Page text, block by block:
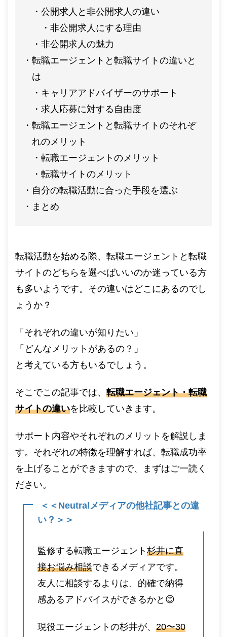
公開求人と非公開求人の違い
非公開求人にする理由
非公開求人の魅力
転職エージェントと転職サイトの違いと
は
キャリアアドバイザーのサポート
求人応募に対する自由度
転職エージェントと転職サイトのそれぞ
れのメリット
転職エージェントのメリット
転職サイトのメリット
自分の転職活動に合った手段を選ぶ
まとめ
転職活動を始める際、転職エージェントと転職
サイトのどちらを選べばいいのか迷っている方
も多いようです。その違いはどこにあるのでし
ょうか？
「それぞれの違いが知りたい」
「どんなメリットがあるの？」
と考えている方もいるでしょう。
そこでこの記事では、 転職エージェント・転職
サイトの違いを比較していきます。
サポート内容やそれぞれのメリットを解説しま
す。それぞれの特徴を理解すれば、転職成功率
を上げることができますので、まずはご一読く
ださい。
＜＜Neutralメディアの他社記事との違
い？＞＞
監修する転職エージェント 杉井に直
接お悩み相談できるメディアです。
友人に相談するよりは、的確で納得
感あるアドバイスができるかと😊
現役エージェントの杉井が、 20〜30